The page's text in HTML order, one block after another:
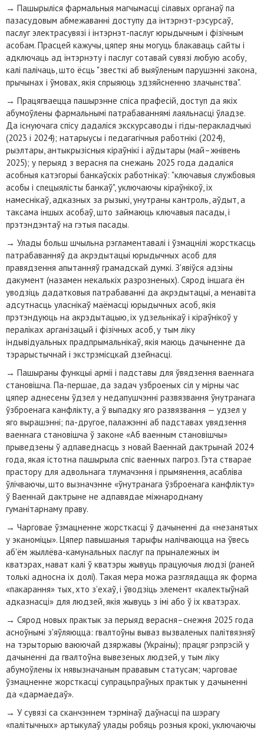
→ Пашырыліся фармальныя магчымасці сілавых органаў па
пазасудовым абмежаванні доступу да інтэрнэт-рэсурсаў,
паслуг электрасувязі і інтэрнэт-паслуг юрыдычным і фізічным
асобам. Прасцей кажучы, цяпер яны могуць блакаваць сайты і
адключаць ад інтэрнэту і паслуг сотавай сувязі любую асобу,
калі палічаць, што ёсць "звесткі аб выяўленым парушэнні закона,
прычынах і ўмовах, якія спрыяюць здзяйсненню злачынства".
→ Працягваецца пашырэнне спіса прафесій, доступ да якіх
абумоўлены фармальнымі патрабаваннямі лаяльнасці ўладзе.
Да існуючага спісу дадаліся экскурсаводы і гіды-перакладчыкі
(2023 і 2024); натарыусы і педагагічныя работнікі (2024),
рыэлтары, антыкрызісныя кіраўнікі і аўдытары (май–жнівень
2025); у перыяд з верасня па снежань 2025 года дадаліся
асобныя катэгорыі банкаўскіх работнікаў: "ключавыя службовыя
асобы і спецыялісты банкаў", уключаючы кіраўнікоў, іх
намеснікаў, адказных за рызыкі, унутраны кантроль, аўдыт, а
таксама іншых асобаў, што займаюць ключавыя пасады, і
прэтэндэнтаў на гэтыя пасады.
→ Улады больш шчыльна рэгламентавалі і ўзмацнілі жорсткасць
патрабаванняў да акрэдытацыі юрыдычных асоб для
правядзення апытанняў грамадскай думкі. З'явіўся адзіны
дакумент (назамен некалькіх разрозненых). Сярод іншага ён
уводзіць дадатковыя патрабаванні да акрэдытацыі, а менавіта
адсутнасць уласнікаў маёмасці юрыдычных асоб, якія
прэтэндуюць на акрэдытацыю, іх удзельнікаў і кіраўнікоў у
пераліках арганізацый і фізічных асоб, у тым ліку
індывідуальных прадпрымальнікаў, якія маюць дачыненне да
тэрарыстычнай і экстрэмісцкай дзейнасці.
→ Пашыраны функцыі арміі і падставы для ўвядзення ваеннага
становішча. Па-першае, да задач узброеных сіл у мірны час
цяпер аднесены ўдзел у недапушчэнні развязвання ўнутранага
ўзброенага канфлікту, а ў выпадку яго развязвання — удзел у
яго вырашэнні; па-другое, палажэнні аб падставах увядзення
ваеннага становішча ў законе «Аб ваенным становішчы»
прыведзены ў адпаведнасць з новай Ваеннай дактрынай 2024
года, якая істотна пашырыла спіс ваенных пагроз. Гэта стварае
прастору для адвольнага тлумачэння і прымянення, асабліва
ўлічваючы, што вызначэнне «ўнутранага ўзброенага канфлікту»
ў Ваеннай дактрыне не адпавядае міжнароднаму
гуманітарнаму праву.
→ Чарговае ўзмацненне жорсткасці ў дачыненні да «незанятых
у эканоміцы». Цяпер павышаныя тарыфы налічваюцца на ўвесь
аб'ём жыллёва-камунальных паслуг па прыналежных ім
кватэрах, нават калі ў кватэры жывуць працуючыя людзі (раней
толькі адносна іх долі). Такая мера можа разглядацца як форма
«пакарання» тых, хто з'ехаў, і ўводзіць элемент «калектыўнай
адказнасці» для людзей, якія жывуць з імі або ў іх кватэрах.
→ Сярод новых практык за перыяд верасня–снежня 2025 года
асноўнымі з'яўляюцца: гвалтоўны вываз вызваленых палітвязняў
на тэрыторыю ваюючай дзяржавы (Украіны); працяг рэпрэсій у
дачыненні да гвалтоўна вывезеных людзей, у тым ліку
абумоўлены іх нявызначаным прававым статусам; чарговае
ўзмацненне жорсткасці супрацьпраўных практык у дачыненні
да «дармаедаў».
→ У сувязі са сканчэннем тэрмінаў даўнасці па шэрагу
«палітычных» артыкулаў улады робяць розныя крокі, уключаючы